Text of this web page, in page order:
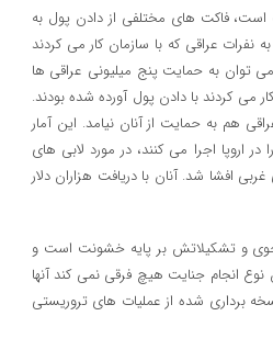
فاکت های مختلفی از دادن پول به
عراقی که با سازمان کار می کردند
توان به حمایت پنج میلیونی عراقی ها
می کردند با دادن پول آورده شده بودند.
هم به حمایت از آنان نیامد. این آمار
اروپا اجرا می کنند، در مورد لابی های
افشا شد. آنان با دریافت هزاران دلار
و تشکیلاتش بر پایه خشونت است و
انجام جنایت هیچ فرقی نمی کند آنها
برداری شده از عملیات های تروریستی